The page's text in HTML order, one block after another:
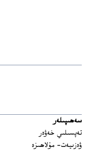
سەھىپىلەر
تەپسىلىي خەۋەر
ۋەزىيەت- مۇلاھىزە